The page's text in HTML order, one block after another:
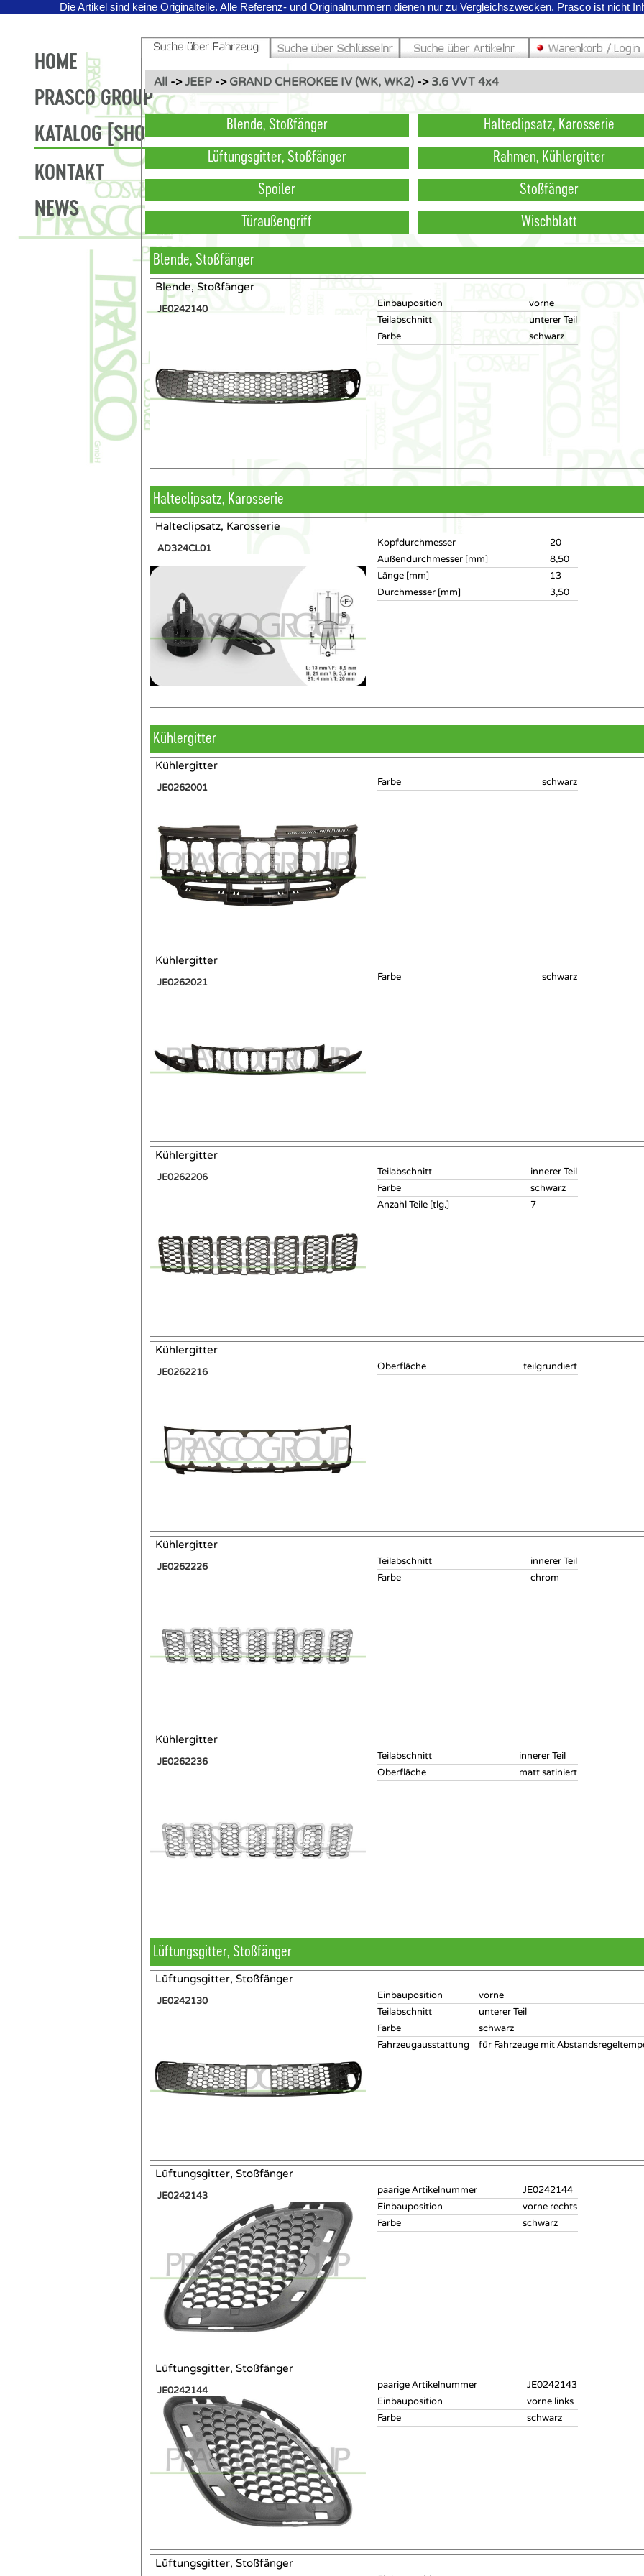
Die Artikel sind keine Originalteile. Alle Referenz- und Originalnummern dienen nur zu Vergleichszwecken. Prasco ist nicht
HOME
PRASCO GROUP
KATALOG [SHOP]
KONTAKT
NEWS
All ->JEEP -> GRAND CHEROKEE IV (WK, WK2) -> 3.6 VVT 4x4
Blende, Stoßfänger Halteclipsatz, Karosserie
Lüftungsgitter, Stoßfänger Rahmen, Kühlergitter
Spoiler Stoßfänger
Türaußengriff Wischblatt
Blende, Stoßfänger
Blende, Stoßfänger
JE0242140 Einbauposition
vorne
Teilabschnitt
unterer Teil
Farbe
schwarz
Halteclipsatz, Karosserie
Halteclipsatz, Karosserie
AD324CL01 Kopfdurchmesser
20
Außendurchmesser [mm]
8,50
Länge [mm]
13
Durchmesser [mm]
3,50
Kühlergitter
Kühlergitter
JE0262001 Farbe schwarz
Kühlergitter
JE0262021 Farbe schwarz
Kühlergitter
JE0262206 Teilabschnitt
innerer Teil
Farbe
schwarz
Anzahl Teile [tlg.]
7
Kühlergitter
JE0262216 Oberfläche teilgrundiert
Kühlergitter
JE0262226 Teilabschnitt
innerer Teil
Farbe
chrom
Kühlergitter
JE0262236 Teilabschnitt
innerer Teil
Oberfläche
matt satiniert
Lüftungsgitter, Stoßfänger
Lüftungsgitter, Stoßfänger
JE0242130 Einbauposition
vorne
Teilabschnitt
unterer Teil
Farbe
schwarz
Fahrzeugausstattung
für Fahrzeuge mit
Lüftungsgitter, Stoßfänger
JE0242143 paarige Artikelnummer
JE0242144
Einbauposition
vorne rechts
Farbe
schwarz
Lüftungsgitter, Stoßfänger
JE0242144 paarige Artikelnummer
JE0242143
Einbauposition
vorne links
Farbe
schwarz
Lüftungsgitter, Stoßfänger